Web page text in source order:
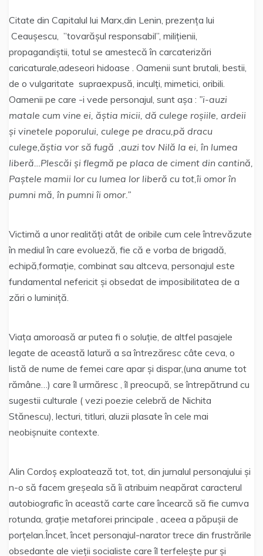
Citate din Capitalul lui Marx,din Lenin, prezența lui
Ceaușescu, ”tovarășul responsabil”, milițienii,
propagandiștii, totul se amestecă în carcaterizări
caricaturale,adeseori hidoase . Oamenii sunt brutali, bestii,
de o vulgaritate supraexpusă, inculți, mimetici, oribili.
Oamenii pe care -i vede personajul, sunt așa : ”i-auzi
matale cum vine ei, ăștia micii, dă culege roșiile, ardeii
și vinetele poporului, culege pe dracu,pă dracu
culege,ăștia vor să fugă ,auzi tov Nilă la ei, în lumea
liberă…Plescăi și flegmă pe placa de ciment din cantină,
Paștele mamii lor cu lumea lor liberă cu tot,îi omor în
pumni mă, în pumni îi omor.”
Victimă a unor realități atât de oribile cum cele întrevăzute
în mediul în care evolueză, fie că e vorba de brigadă,
echipă,formație, combinat sau altceva, personajul este
fundamental nefericit și obsedat de imposibilitatea de a
zări o luminiță.
Viața amoroasă ar putea fi o soluție, de altfel pasajele
legate de această latură a sa întrezăresc câte ceva, o
listă de nume de femei care apar și dispar,(una anume tot
rămâne…) care îl urmăresc , îl preocupă, se întrepătrund cu
sugestii culturale ( vezi poezie celebră de Nichita
Stănescu), lecturi, titluri, aluzii plasate în cele mai
neobișnuite contexte.
Alin Cordoș exploatează tot, tot, din jurnalul personajului și
n-o să facem greșeala să îi atribuim neapărat caracterul
autobiografic în această carte care încearcă să fie cumva
rotunda, grație metaforei principale , aceea a păpușii de
porțelan.Încet, încet personajul-narator trece din frustrările
obsedante ale vieții socialiste care îl terfelește pur și